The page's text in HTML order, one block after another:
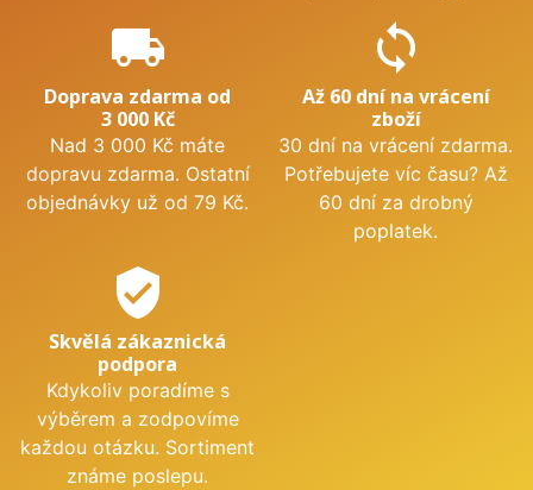
local_shipping
Doprava zdarma od
3 000 Kč
Nad 3 000 Kč máte
dopravu zdarma. Ostatní
objednávky už od 79 Kč.
sync
Až 60 dní na vrácení
zboží
30 dní na vrácení zdarma.
Potřebujete víc času? Až
60 dní za drobný
poplatek.
verified_user
Skvělá zákaznická
podpora
Kdykoliv poradíme s
výběrem a zodpovíme
každou otázku. Sortiment
známe poslepu.